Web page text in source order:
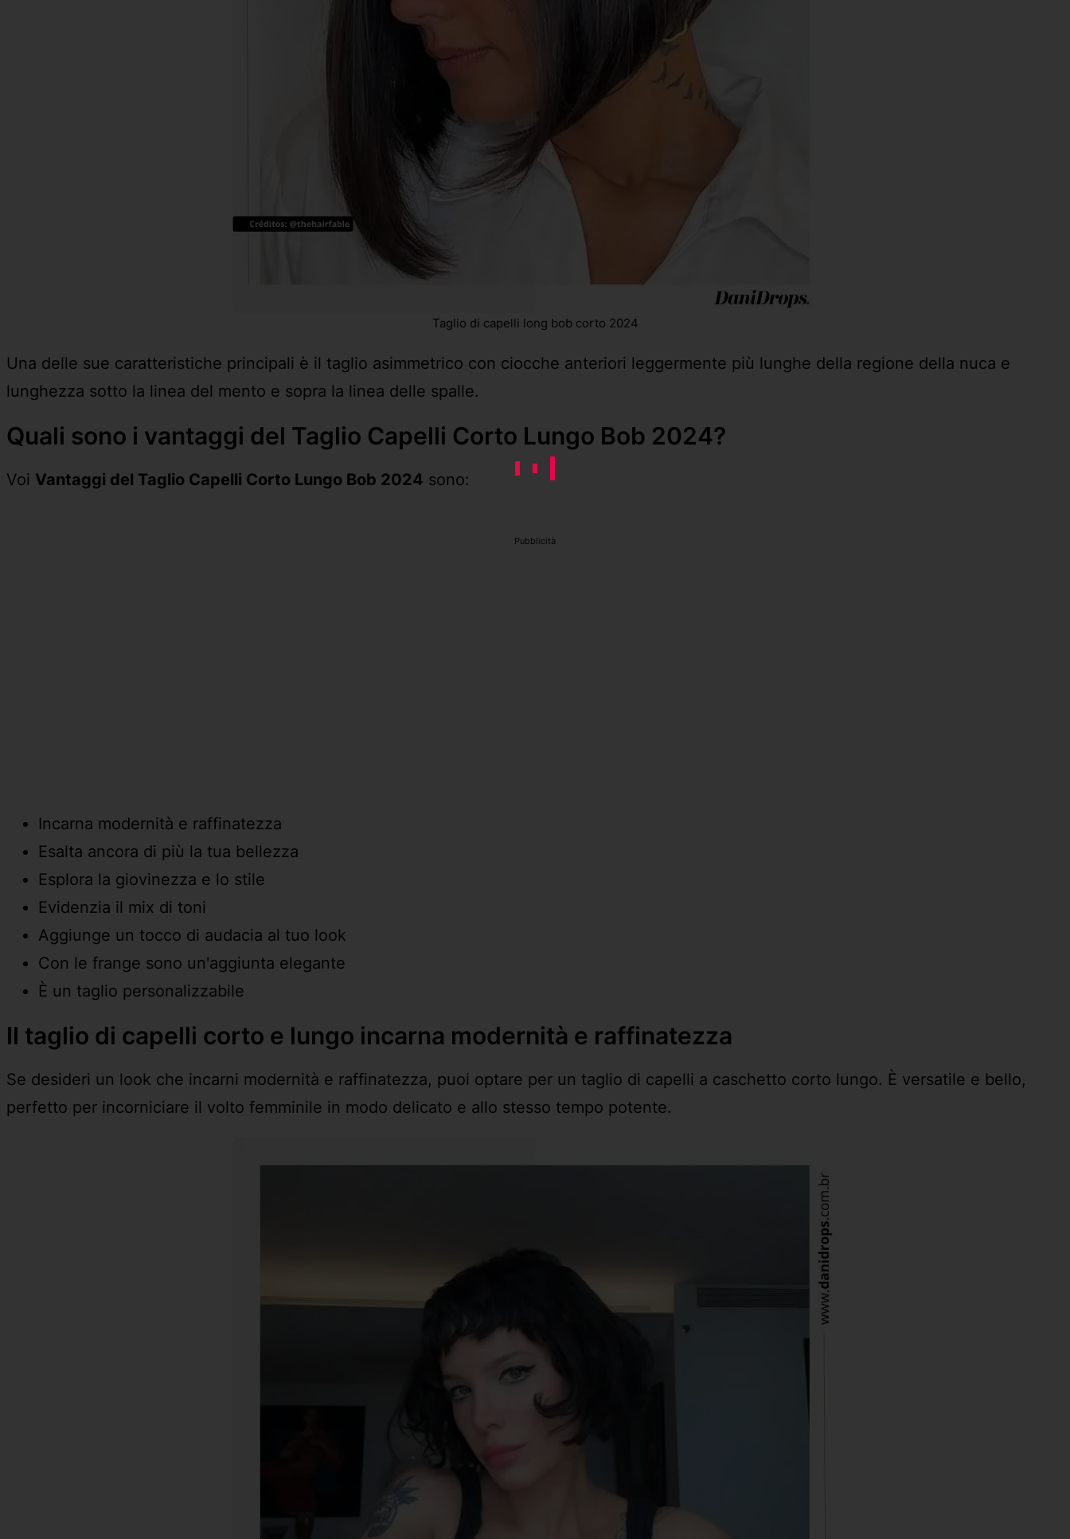
Taglio di capelli long bob corto 2024
Una delle sue caratteristiche principali è il taglio asimmetrico con ciocche anteriori leggermente più lunghe della regione della nuca e
lunghezza sotto la linea del mento e sopra la linea delle spalle.
Quali sono i vantaggi del Taglio Capelli Corto Lungo Bob 2024?
Voi Vantaggi del Taglio Capelli Corto Lungo Bob 2024 sono:
Pubblicità
Incarna modernità e raffinatezza
Esalta ancora di più la tua bellezza
Esplora la giovinezza e lo stile
Evidenzia il mix di toni
Aggiunge un tocco di audacia al tuo look
Con le frange sono un'aggiunta elegante
È un taglio personalizzabile
Il taglio di capelli corto e lungo incarna modernità e raffinatezza
Se desideri un look che incarni modernità e raffinatezza, puoi optare per un taglio di capelli a caschetto corto lungo. È versatile e bello,
perfetto per incorniciare il volto femminile in modo delicato e allo stesso tempo potente.